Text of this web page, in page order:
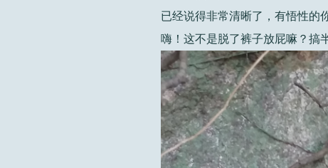
已经说得非常清晰了，有悟性的
嗨！这不是脱了裤子放屁嘛？